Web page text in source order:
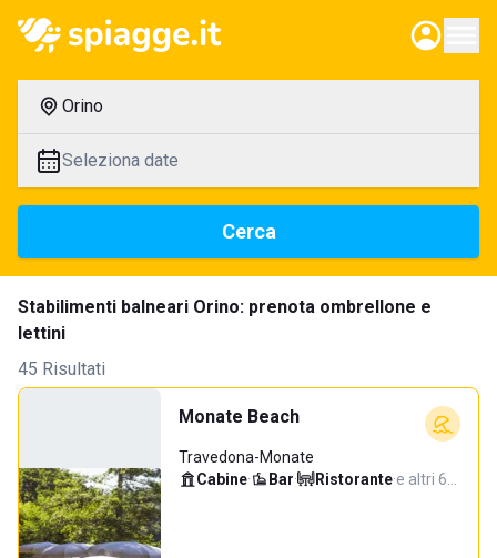
Orino
Seleziona date
Cerca
Stabilimenti balneari Orino: prenota ombrellone e
lettini
45 Risultati
Monate Beach
Travedona-Monate
Cabine· Bar· Ristorante·e altri 6…